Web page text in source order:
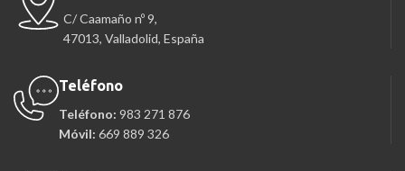
C/ Caamaño nº 9,
47013, Valladolid, España
Teléfono
Teléfono: 983 271 876
Móvil: 669 889 326